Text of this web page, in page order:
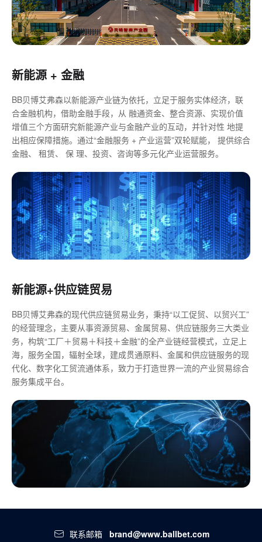
新能源 + 金融
BB贝博艾弗森以新能源产业链为依托，立足于服务实体经济，联
合金融机构，借助金融手段，从 融通资金、整合资源、实现价值
增值三个方面研究新能源产业与金融产业的互动，并针对性 地提
出相应保障措施。通过“金融服务 + 产业运营”双轮赋能， 提供综合
金融、 租赁、 保 理、投资、咨询等多元化产业运营服务。
新能源+供应链贸易
BB贝博艾弗森的现代供应链贸易业务，秉持“以工促贸、以贸兴工”
的经营理念，主要从事资源贸易、金属贸易、供应链服务三大类业
务，构筑“工厂＋贸易＋科技＋金融”的全产业链经营模式，立足上
海，服务全国，辐射全球，建成贯通原料、金属和供应链服务的现
代化、数字化工贸流通体系，致力于打造世界一流的产业贸易综合
服务集成平台。
联系邮箱 brand@www.ballbet.com